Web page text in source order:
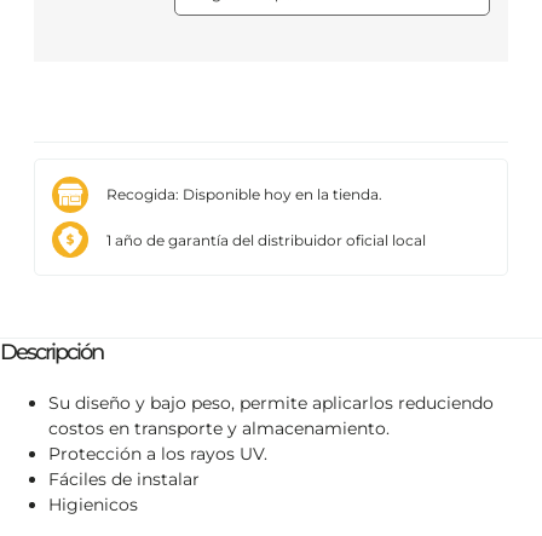
Recogida: Disponible hoy en la tienda.
1 año de garantía del distribuidor oficial local
Descripción
Su diseño y bajo peso, permite aplicarlos reduciendo
costos en transporte y almacenamiento.
Protección a los rayos UV.
Fáciles de instalar
Higienicos